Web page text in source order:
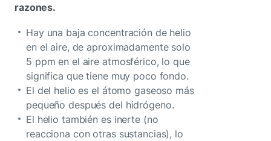
razones.
Hay una baja concentración de helio
en el aire, de aproximadamente solo
5 ppm en el aire atmosférico, lo que
significa que tiene muy poco fondo.
El del helio es el átomo gaseoso más
pequeño después del hidrógeno.
El helio también es inerte (no
reacciona con otras sustancias), lo